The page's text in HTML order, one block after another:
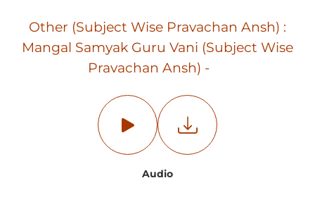
Other (Subject Wise Pravachan Ansh) :
Mangal Samyak Guru Vani (Subject Wise
Pravachan Ansh) -
Audio